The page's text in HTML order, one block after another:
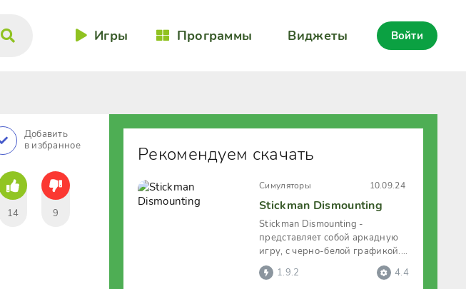
Игры Программы Виджеты Войти
Добавить
в избранное
14 9
Рекомендуем скачать
Симуляторы 10.09.24
Stickman Dismounting
Stickman Dismounting -
представляет собой аркадную
игру, с черно-белой графикой.
Здесь игроку предстоит ездить
на 1.9.2 4.4